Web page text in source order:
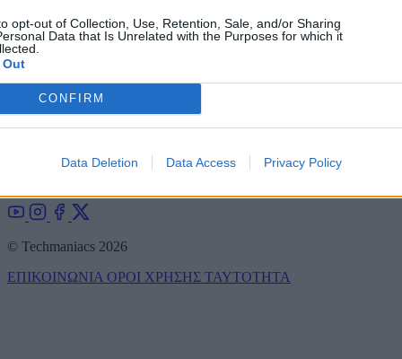
opt-out of Collection, Use, Retention, Sale, and/or Sharing
Data that Is Unrelated with the Purposes for which it
CONFIRM
Data Deletion Data Access Privacy Policy
Νέα γύρω από τον κόσμο της τεχνολογίας και αναλυτικές
παρουσιάσεις συσκευών και gadgets! Το Techmaniacs είναι το πιο
έγκυρο και έγκαιρο ελληνικό τεχνολογικό blog, με αποκλειστικές
πληροφορίες που κάνουν τον γύρο του κόσμου.
© Techmaniacs 2026
ΕΠΙΚΟΙΝΩΝΙΑ ΟΡΟΙ ΧΡΗΣΗΣ ΤΑΥΤΟΤΗΤΑ